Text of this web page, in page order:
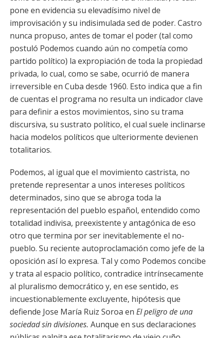
pone en evidencia su elevadísimo nivel de
improvisación y su indisimulada sed de poder. Castro
nunca propuso, antes de tomar el poder (tal como
postuló Podemos cuando aún no competía como
partido político) la expropiación de toda la propiedad
privada, lo cual, como se sabe, ocurrió de manera
irreversible en Cuba desde 1960. Esto indica que a fin
de cuentas el programa no resulta un indicador clave
para definir a estos movimientos, sino su trama
discursiva, su sustrato político, el cual suele inclinarse
hacia modelos políticos que ulteriormente devienen
totalitarios.
Podemos, al igual que el movimiento castrista, no
pretende representar a unos intereses políticos
determinados, sino que se abroga toda la
representación del pueblo español, entendido como
totalidad indivisa, preexistente y antagónica de eso
otro que termina por ser inevitablemente el no-
pueblo. Su reciente autoproclamación como jefe de la
oposición así lo expresa. Tal y como Podemos concibe
y trata al espacio político, contradice intrínsecamente
al pluralismo democrático y, en ese sentido, es
incuestionablemente excluyente, hipótesis que
defiende Jose María Ruiz Soroa en El peligro de una
sociedad sin divisiones. Aunque en sus declaraciones